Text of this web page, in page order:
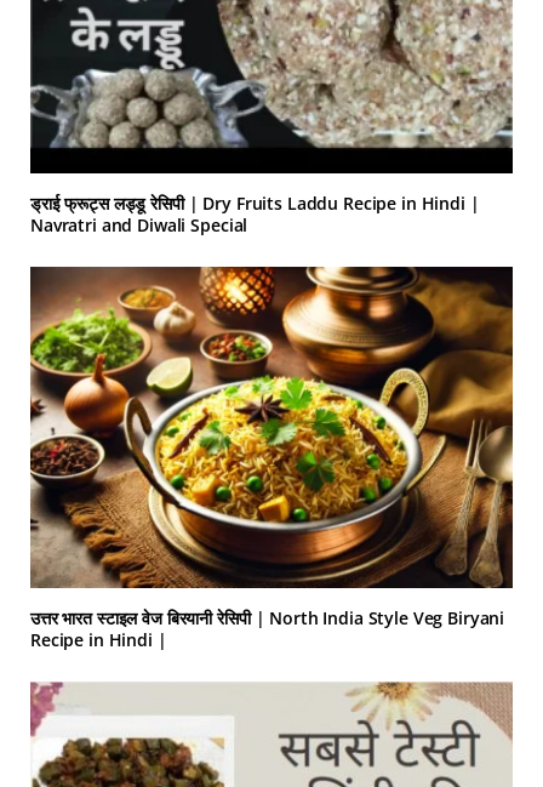
ड्राई फ्रूट्स लड्डू रेसिपी | Dry Fruits Laddu Recipe in Hindi |
Navratri and Diwali Special
उत्तर भारत स्टाइल वेज बिरयानी रेसिपी | North India Style Veg Biryani
Recipe in Hindi |